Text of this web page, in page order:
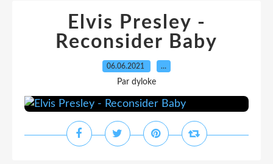
Elvis Presley -
Reconsider Baby
06.06.2021 …
Par dyloke